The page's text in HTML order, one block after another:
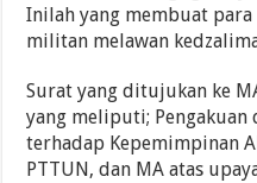
Inilah yang membuat
militan melawan
Surat yang ditujukan ke
yang meliputi; Pengakuan
terhadap Kepemimpinan
PTTUN, dan MA atas